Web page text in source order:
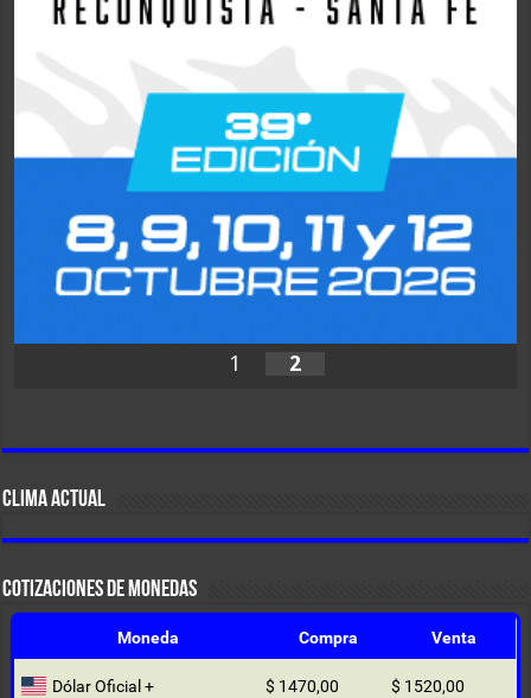
1 2
CLIMA ACTUAL
COTIZACIONES DE MONEDAS
Moneda Compra Venta
Dólar Oficial + $ 1470,00 $ 1520,00